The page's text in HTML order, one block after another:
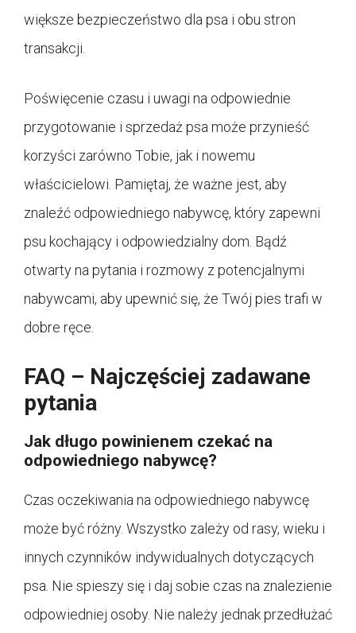
większe bezpieczeństwo dla psa i obu stron
transakcji.
Poświęcenie czasu i uwagi na odpowiednie
przygotowanie i sprzedaż psa może przynieść
korzyści zarówno Tobie, jak i nowemu
właścicielowi. Pamiętaj, że ważne jest, aby
znaleźć odpowiedniego nabywcę, który zapewni
psu kochający i odpowiedzialny dom. Bądź
otwarty na pytania i rozmowy z potencjalnymi
nabywcami, aby upewnić się, że Twój pies trafi w
dobre ręce.
FAQ – Najczęściej zadawane
pytania
Jak długo powinienem czekać na
odpowiedniego nabywcę?
Czas oczekiwania na odpowiedniego nabywcę
może być różny. Wszystko zależy od rasy, wieku i
innych czynników indywidualnych dotyczących
psa. Nie spieszy się i daj sobie czas na znalezienie
odpowiedniej osoby. Nie należy jednak przedłużać